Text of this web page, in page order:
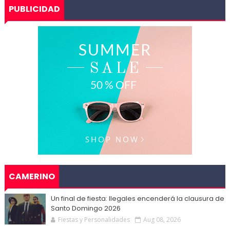
PUBLICIDAD
CAMERINO
Un final de fiesta: Ilegales encenderá la clausura de
Santo Domingo 2026
Fiestas y Personalidades Aug 08, 2026